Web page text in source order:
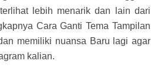
lebih menarik dan lain dari
Cara Ganti Tema Tampilan
memiliki nuansa Baru lagi agar
kalian.